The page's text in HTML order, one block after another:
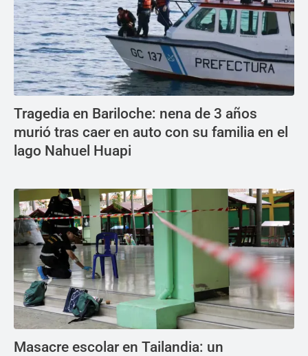
Tragedia en Bariloche: nena de 3 años
murió tras caer en auto con su familia en el
lago Nahuel Huapi
Masacre escolar en Tailandia: un